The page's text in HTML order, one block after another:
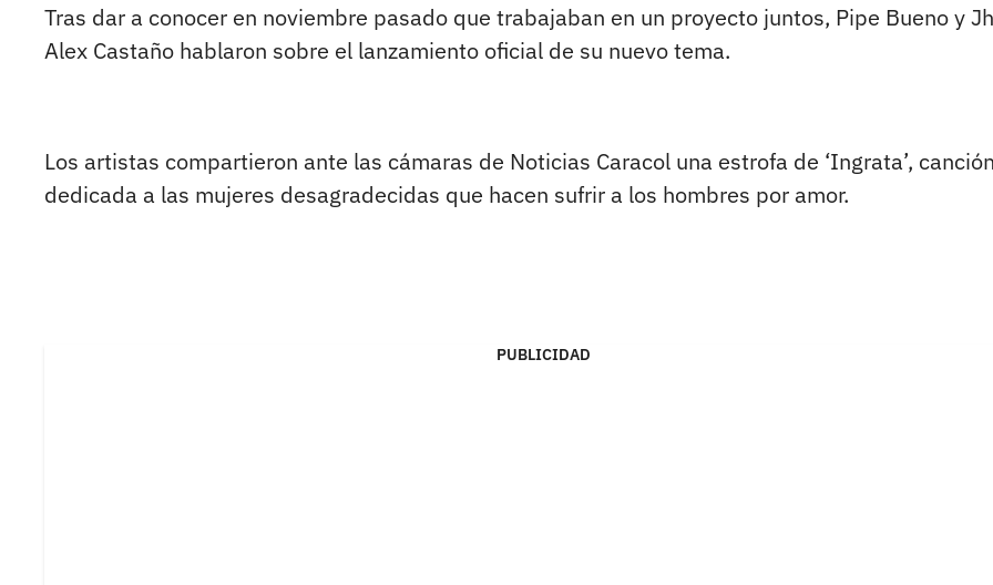
Tras dar a conocer en noviembre pasado que trabajaban en un proyecto juntos, Pipe Bueno y
Alex Castaño hablaron sobre el lanzamiento oficial de su nuevo tema.
Los artistas compartieron ante las cámaras de Noticias Caracol una estrofa de ‘Ingrata’, canción
dedicada a las mujeres desagradecidas que hacen sufrir a los hombres por amor.
PUBLICIDAD